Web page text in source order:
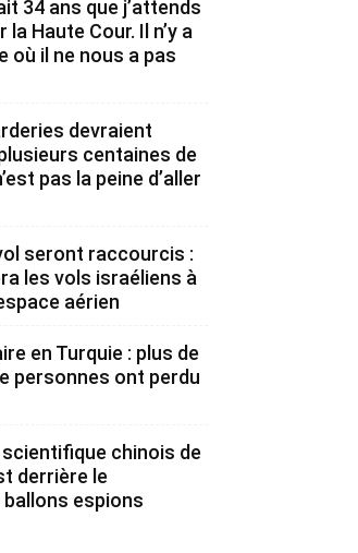
34 ans que j’attends
Haute Cour. Il n’y a
où il ne nous a pas
devraient
centaines de
pas la peine d’aller
seront raccourcis :
les vols israéliens à
aérien
en Turquie : plus de
personnes ont perdu
scientifique chinois de
derrière le
espions